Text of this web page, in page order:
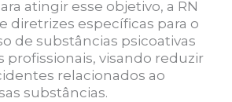
atingir esse objetivo, a RN
diretrizes específicas para o
de substâncias psicoativas
profissionais, visando reduzir
relacionados ao
substâncias.